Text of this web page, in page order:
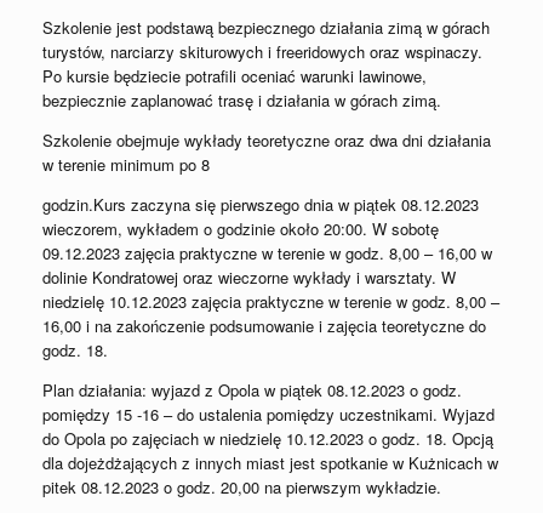
Szkolenie jest podstawą bezpiecznego działania zimą w górach
turystów, narciarzy skiturowych i freeridowych oraz wspinaczy.
Po kursie będziecie potrafili oceniać warunki lawinowe,
bezpiecznie zaplanować trasę i działania w górach zimą.
Szkolenie obejmuje wykłady teoretyczne oraz dwa dni działania
w terenie minimum po 8
godzin.Kurs zaczyna się pierwszego dnia w piątek 08.12.2023
wieczorem, wykładem o godzinie około 20:00. W sobotę
09.12.2023 zajęcia praktyczne w terenie w godz. 8,00 – 16,00 w
dolinie Kondratowej oraz wieczorne wykłady i warsztaty. W
niedzielę 10.12.2023 zajęcia praktyczne w terenie w godz. 8,00 –
16,00 i na zakończenie podsumowanie i zajęcia teoretyczne do
godz. 18.
Plan działania: wyjazd z Opola w piątek 08.12.2023 o godz.
pomiędzy 15 -16 – do ustalenia pomiędzy uczestnikami. Wyjazd
do Opola po zajęciach w niedzielę 10.12.2023 o godz. 18. Opcją
dla dojeżdżających z innych miast jest spotkanie w Kużnicach w
pitek 08.12.2023 o godz. 20,00 na pierwszym wykładzie.